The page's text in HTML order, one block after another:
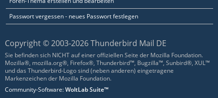
Passwort vergessen - neues Passwort festlegen
Copyright © 2003-2026 Thunderbird Mail DE
Sie befinden sich NICHT auf einer offiziellen Seite der Mozilla Foundation.
Mozilla®, mozilla.org®, Firefox®, Thunderbird™, Bugzilla™, Sunbird®, XUL™
und das Thunderbird-Logo sind (neben anderen) eingetragene
Markenzeichen der Mozilla Foundation.
Community-Software:WoltLab Suite™